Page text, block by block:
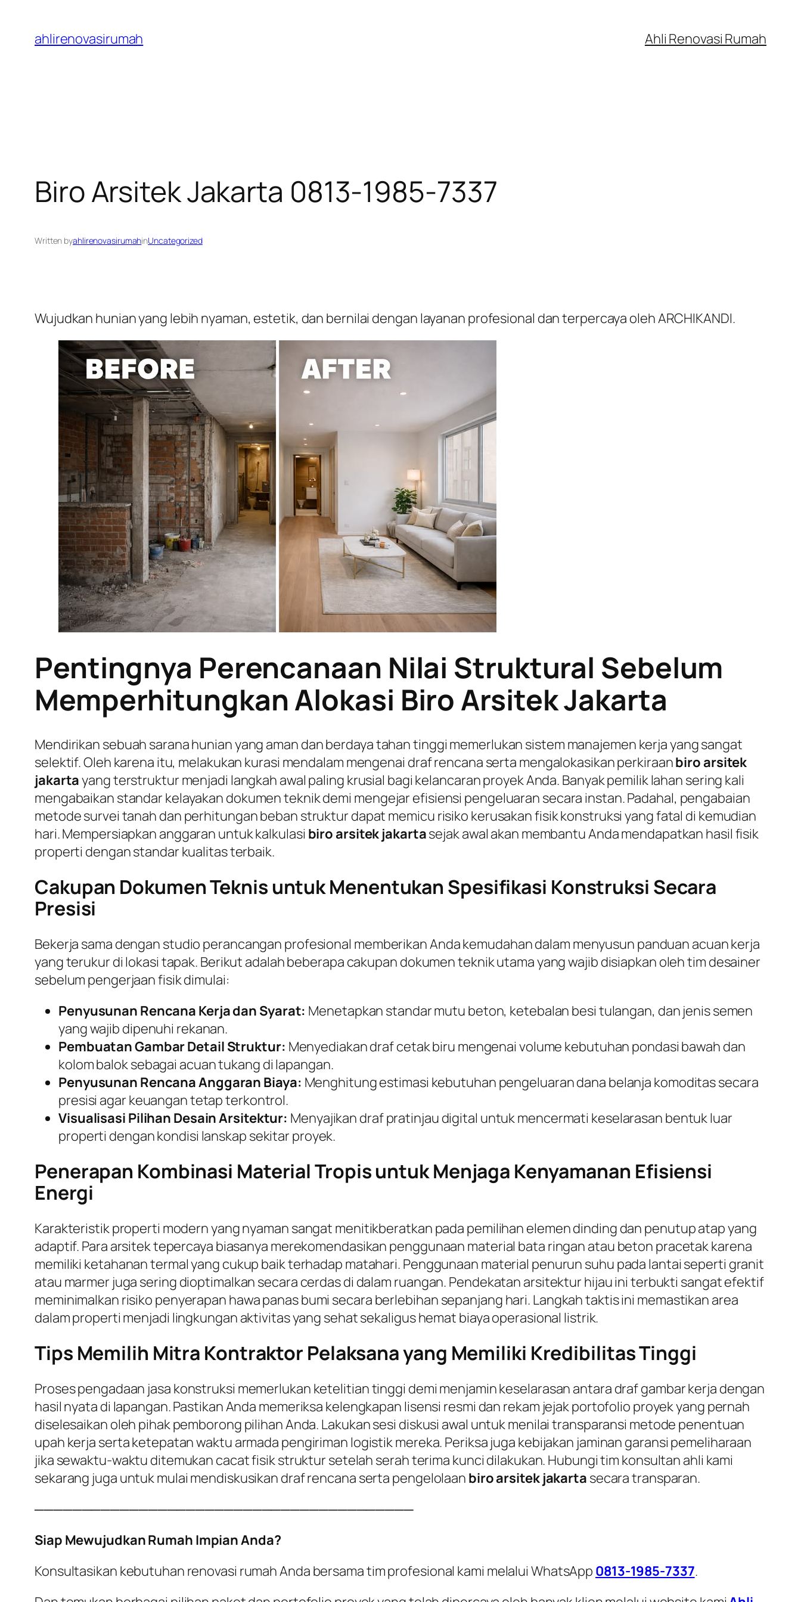
content
ahlirenovasirumah Ahli Renovasi Rumah
Biro Arsitek Jakarta 0813-1985-7337
Written byahlirenovasirumahinUncategorized
Wujudkan hunian yang lebih nyaman, estetik, dan bernilai dengan layanan profesional dan terpercaya oleh ARCHIKANDI.
Pentingnya Perencanaan Nilai Struktural Sebelum
Memperhitungkan Alokasi Biro Arsitek Jakarta
Mendirikan sebuah sarana hunian yang aman dan berdaya tahan tinggi memerlukan sistem manajemen kerja yang sangat
selektif. Oleh karena itu, melakukan kurasi mendalam mengenai draf rencana serta mengalokasikan perkiraanbiro arsitek
jakartayang terstruktur menjadi langkah awal paling krusial bagi kelancaran proyek Anda. Banyak pemilik lahan sering kali
mengabaikan standar kelayakan dokumen teknik demi mengejar efisiensi pengeluaran secara instan. Padahal, pengabaian
metode survei tanah dan perhitungan beban struktur dapat memicu risiko kerusakan fisik konstruksi yang fatal di kemudian
hari. Mempersiapkan anggaran untuk kalkulasi biro arsitek jakartasejak awal akan membantu Anda mendapatkan hasil fisik
properti dengan standar kualitas terbaik.
Cakupan Dokumen Teknis untuk Menentukan Spesifikasi Konstruksi Secara
Presisi
Bekerja sama dengan studio perancangan profesional memberikan Anda kemudahan dalam menyusun panduan acuan kerja
yang terukur di lokasi tapak. Berikut adalah beberapa cakupan dokumen teknik utama yang wajib disiapkan oleh tim desainer
sebelum pengerjaan fisik dimulai:
Penyusunan Rencana Kerja dan Syarat: Menetapkan standar mutu beton, ketebalan besi tulangan, dan jenis semen
yang wajib dipenuhi rekanan.
Pembuatan Gambar Detail Struktur: Menyediakan draf cetak biru mengenai volume kebutuhan pondasi bawah dan
kolom balok sebagai acuan tukang di lapangan.
Penyusunan Rencana Anggaran Biaya: Menghitung estimasi kebutuhan pengeluaran dana belanja komoditas secara
presisi agar keuangan tetap terkontrol.
Visualisasi Pilihan Desain Arsitektur: Menyajikan draf pratinjau digital untuk mencermati keselarasan bentuk luar
properti dengan kondisi lanskap sekitar proyek.
Penerapan Kombinasi Material Tropis untuk Menjaga Kenyamanan Efisiensi
Energi
Karakteristik properti modern yang nyaman sangat menitikberatkan pada pemilihan elemen dinding dan penutup atap yang
adaptif. Para arsitek tepercaya biasanya merekomendasikan penggunaan material bata ringan atau beton pracetak karena
memiliki ketahanan termal yang cukup baik terhadap matahari. Penggunaan material penurun suhu pada lantai seperti granit
atau marmer juga sering dioptimalkan secara cerdas di dalam ruangan. Pendekatan arsitektur hijau ini terbukti sangat efektif
meminimalkan risiko penyerapan hawa panas bumi secara berlebihan sepanjang hari. Langkah taktis ini memastikan area
dalam properti menjadi lingkungan aktivitas yang sehat sekaligus hemat biaya operasional listrik.
Tips Memilih Mitra Kontraktor Pelaksana yang Memiliki Kredibilitas Tinggi
Proses pengadaan jasa konstruksi memerlukan ketelitian tinggi demi menjamin keselarasan antara draf gambar kerja dengan
hasil nyata di lapangan. Pastikan Anda memeriksa kelengkapan lisensi resmi dan rekam jejak portofolio proyek yang pernah
diselesaikan oleh pihak pemborong pilihan Anda. Lakukan sesi diskusi awal untuk menilai transparansi metode penentuan
upah kerja serta ketepatan waktu armada pengiriman logistik mereka. Periksa juga kebijakan jaminan garansi pemeliharaan
jika sewaktu-waktu ditemukan cacat fisik struktur setelah serah terima kunci dilakukan. Hubungi tim konsultan ahli kami
sekarang juga untuk mulai mendiskusikan draf rencana serta pengelolaan biro arsitek jakarta secara transparan.
────────────────────────────────────────
Siap Mewujudkan Rumah Impian Anda?
Konsultasikan kebutuhan renovasi rumah Anda bersama tim profesional kami melalui WhatsApp 0813-1985-7337.